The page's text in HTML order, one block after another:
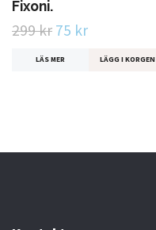
Fixoni.
299 kr 75 kr
LÄS MER LÄGG I KORGEN